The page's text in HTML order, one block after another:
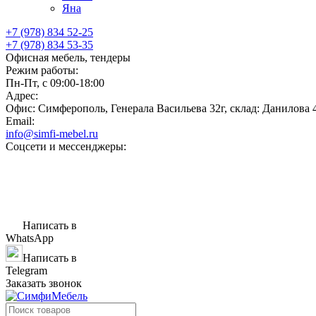
Яна
+7 (978) 834 52-25
+7 (978) 834 53-35
Офисная мебель, тендеры
Режим работы:
Пн-Пт, с 09:00-18:00
Адрес:
Офис: Симферополь, Генерала Васильева 32г, склад: Данилова
Email:
info@simfi-mebel.ru
Соцсети и мессенджеры:
Написать в
WhatsApp
Написать в
Telegram
Заказать звонок